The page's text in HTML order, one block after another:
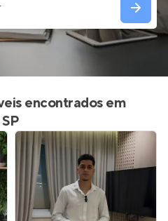
encontrados em